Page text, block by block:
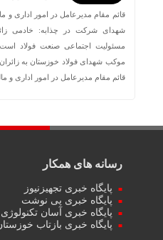
قائم مقام مدیرعامل در امور اداری و
شهدای شرکت در چذابه: خادمی
مسئولیت اجتماعی صنعت فولاد
موکب شهدای فولاد خوزستان به
قائم مقام مدیرعامل در امور اداری و
رسانه های همکار
پایگاه خبری تجهیزنیوز
پایگاه خبری پی نوشت
پایگاه خبری آسان تکنولوژی
پایگاه خبری بازتاب